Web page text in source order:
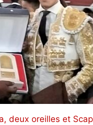
deux oreilles et